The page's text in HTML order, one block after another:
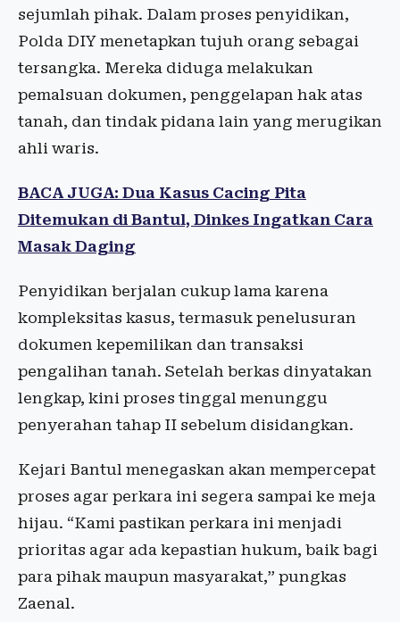
sejumlah pihak. Dalam proses penyidikan,
Polda DIY menetapkan tujuh orang sebagai
tersangka. Mereka diduga melakukan
pemalsuan dokumen, penggelapan hak atas
tanah, dan tindak pidana lain yang merugikan
ahli waris.
BACA JUGA: Dua Kasus Cacing Pita
Ditemukan di Bantul, Dinkes Ingatkan Cara
Masak Daging
Penyidikan berjalan cukup lama karena
kompleksitas kasus, termasuk penelusuran
dokumen kepemilikan dan transaksi
pengalihan tanah. Setelah berkas dinyatakan
lengkap, kini proses tinggal menunggu
penyerahan tahap II sebelum disidangkan.
Kejari Bantul menegaskan akan mempercepat
proses agar perkara ini segera sampai ke meja
hijau. “Kami pastikan perkara ini menjadi
prioritas agar ada kepastian hukum, baik bagi
para pihak maupun masyarakat,” pungkas
Zaenal.